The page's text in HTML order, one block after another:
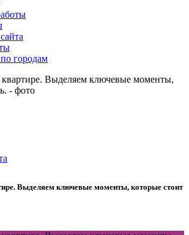
городам
Выделяем ключевые моменты, которые стоит